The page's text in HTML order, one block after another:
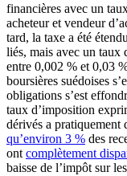
financières avec un
acheteur et vendeur
tard, la taxe a été
liés, mais avec un taux
entre 0,002 % et 0,03
boursières suédoises
obligations s’est
taux d’imposition
dérivés a pratiquement
qu’environ 3 % des
ontcomplètement
baisse de l’impôt sur